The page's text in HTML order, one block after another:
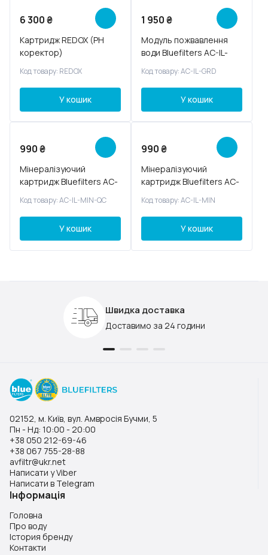
6 300₴
Картридж REDOX (PH
коректор)
Код товару: REDOX
У кошик
1 950₴
Модуль пожвавлення
води Bluefilters AC-IL-
Код товару: AC-IL-GRD
У кошик
990₴
Мінералізуючий
картридж Bluefilters AC-
Код товару: AC-IL-MIN-QC
У кошик
990₴
Мінералізуючий
картридж Bluefilters AC-
Код товару: AC-IL-MIN
У кошик
Швидка доставка
Доставимо за 24 години
02152, м. Київ, вул. Амвросія Бучми, 5
Пн - Нд: 10:00 - 20:00
+38 050 212-69-46
+38 067 755-28-88
avfiltr@ukr.net
Написати у Viber
Написати в Telegram
Інформація
Головна
Про воду
Істория бренду
Контакти